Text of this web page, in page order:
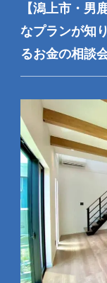
【潟上市・男
なプランが知
るお金の相談